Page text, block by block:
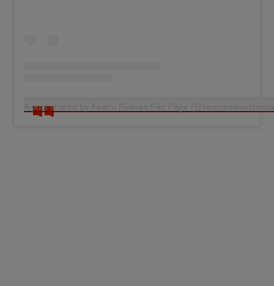
A post shared by Keanu Reeves Fan Page